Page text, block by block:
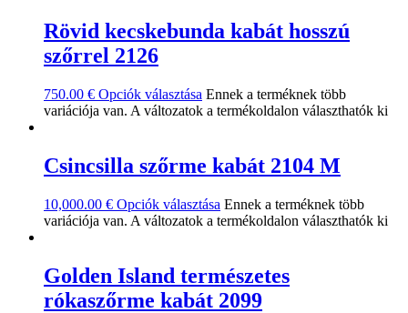
Rövid kecskebunda kabát hosszú
szőrrel 2126
750.00 € Opciók választása Ennek a terméknek több
variációja van. A változatok a termékoldalon választhatók ki
Csincsilla szőrme kabát 2104 M
10,000.00 € Opciók választása Ennek a terméknek több
variációja van. A változatok a termékoldalon választhatók ki
Golden Island természetes
rókaszőrme kabát 2099